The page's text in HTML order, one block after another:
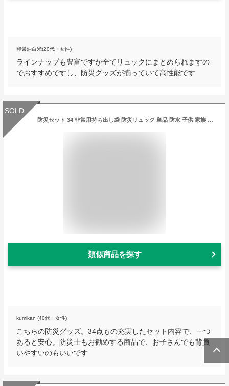
卵醤油白米(20代・女性)
ラインナップも豊富ですが全てリュックにまとめられますの
でおすすめですし、防災グッズが揃っていて高性能です
SOLD
防災セット 34 非常用持ち出し袋 防災リュック 単品 防水 子供 家族 避難グッズ 避難用品 地震 台風 防災用品 災害 震災 トイレ 水 マスク 防災士オススメ 避難所 1人1つ 2021改良版 緊急事態
類似商品を探す
kumikan (40代・女性)
こちらの防災グッズ。34点もの充実したセット内容で、一つ
あると安心。防災士もお勧めする商品で、お子さんでも背負
いやすいのもいいです